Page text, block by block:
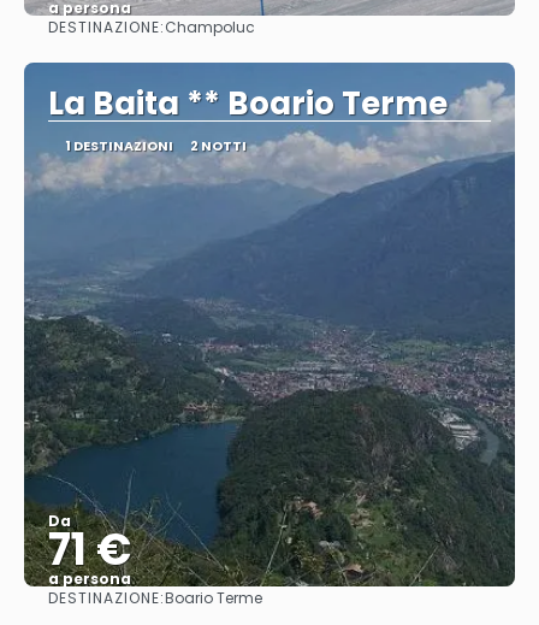
a persona
Vedere
DESTINAZIONE:Champoluc
La Baita ** Boario Terme
1 DESTINAZIONI 2 NOTTI
Da
71 €
a persona
Vedere
DESTINAZIONE:Boario Terme